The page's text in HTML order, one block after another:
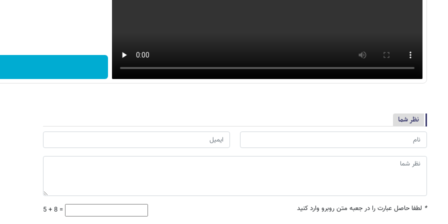
نظر شما
* لطفا حاصل عبارت را در جعبه متن روبرو وارد کنید 5 + 8 =